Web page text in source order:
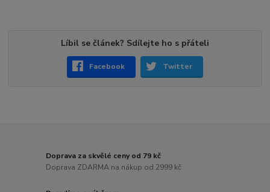
Líbil se článek? Sdílejte ho s přáteli
Facebook Twitter
Doprava za skvělé ceny od 79 kč
Doprava ZDARMA na nákup od 2999 kč